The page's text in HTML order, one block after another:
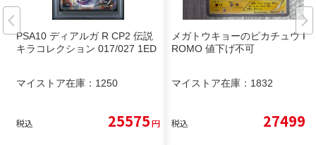
PSA10 ディアルガ R CP2 伝説
キラコレクション 017/027 1ED
マイストア在庫： 1250
税込 25575円
メガトウキョーのピカチュウ P
ROMO 値下げ不可
マイストア在庫： 1832
税込 27499